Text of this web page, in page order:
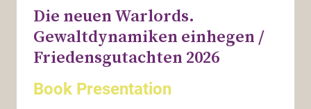
Die neuen Warlords.
Gewaltdynamiken einhegen /
Friedensgutachten 2026
Book Presentation